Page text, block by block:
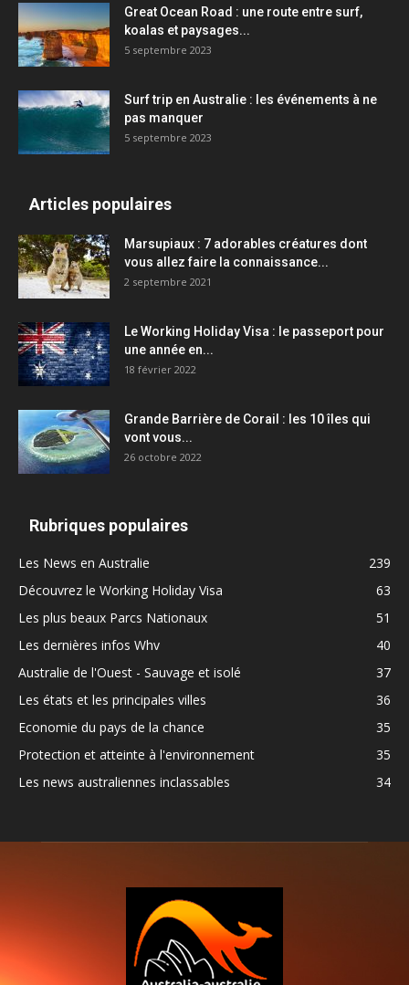
Great Ocean Road : une route entre surf,
koalas et paysages...
5 septembre 2023
Surf trip en Australie : les événements à ne
pas manquer
5 septembre 2023
Articles populaires
Marsupiaux : 7 adorables créatures dont
vous allez faire la connaissance...
2 septembre 2021
Le Working Holiday Visa : le passeport pour
une année en...
18 février 2022
Grande Barrière de Corail : les 10 îles qui
vont vous...
26 octobre 2022
Rubriques populaires
Les News en Australie
239
Découvrez le Working Holiday Visa
63
Les plus beaux Parcs Nationaux
51
Les dernières infos Whv
40
Australie de l'Ouest - Sauvage et isolé
37
Les états et les principales villes
36
Economie du pays de la chance
35
Protection et atteinte à l'environnement
35
Les news australiennes inclassables
34